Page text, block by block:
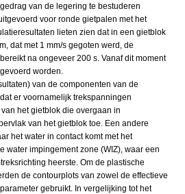
van de legering te bestuderen
voor ronde gietpalen met het
lieten zien dat in een gietblok
dat met 1 mm/s gegoten werd, de
na ongeveer 200 s. Vanaf dit moment
worden.
van de componenten van de
er voornamelijk trekspanningen
het gietblok die overgaan in
van het gietblok toe. Een andere
het water in contact komt met het
water impingement zone (WIZ), waar een
heerste. Om de plastische
de contourplots van zowel de effectieve
gebruikt. In vergelijking tot het